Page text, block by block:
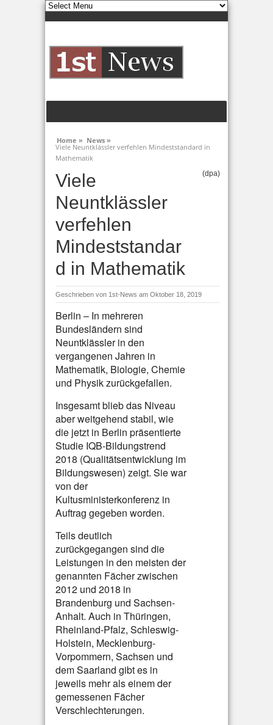
Home » News »
Viele Neuntklässler verfehlen Mindeststandard in
Mathematik
Viele
Neuntklässler
verfehlen
Mindeststandar
d in Mathematik
(dpa)
Geschrieben von 1st-News am Oktober 18, 2019
Berlin – In mehreren
Bundesländern sind
Neuntklässler in den
vergangenen Jahren in
Mathematik, Biologie, Chemie
und Physik zurückgefallen.
Insgesamt blieb das Niveau
aber weitgehend stabil, wie
die jetzt in Berlin präsentierte
Studie IQB-Bildungstrend
2018 (Qualitätsentwicklung im
Bildungswesen) zeigt. Sie war
von der
Kultusministerkonferenz in
Auftrag gegeben worden.
Teils deutlich
zurückgegangen sind die
Leistungen in den meisten der
genannten Fächer zwischen
2012 und 2018 in
Brandenburg und Sachsen-
Anhalt. Auch in Thüringen,
Rheinland-Pfalz, Schleswig-
Holstein, Mecklenburg-
Vorpommern, Sachsen und
dem Saarland gibt es in
jeweils mehr als einem der
gemessenen Fächer
Verschlechterungen.